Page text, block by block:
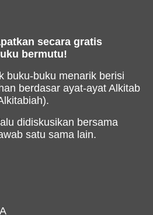
secara gratis
bermutu!
buku-buku menarik berisi
berdasar ayat-ayat Alkitab
didiskusikan bersama
satu sama lain.